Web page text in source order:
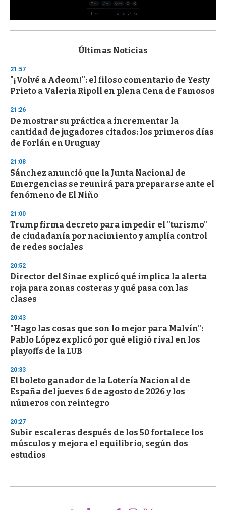
s
d
s
o
f
3
s
e
c
o
d
s
Últimas Noticias
21:57
"¡Volvé a Adeom!": el filoso comentario de Yesty
Prieto a Valeria Ripoll en plena Cena de Famosos
21:26
De mostrar su práctica a incrementar la
cantidad de jugadores citados: los primeros días
de Forlán en Uruguay
21:08
Sánchez anunció que la Junta Nacional de
Emergencias se reunirá para prepararse ante el
fenómeno de El Niño
21:00
Trump firma decreto para impedir el "turismo"
de ciudadanía por nacimiento y amplía control
de redes sociales
20:52
Director del Sinae explicó qué implica la alerta
roja para zonas costeras y qué pasa con las
clases
20:43
"Hago las cosas que son lo mejor para Malvín":
Pablo López explicó por qué eligió rival en los
playoffs de la LUB
20:33
El boleto ganador de la Lotería Nacional de
España del jueves 6 de agosto de 2026 y los
números con reintegro
20:27
Subir escaleras después de los 50 fortalece los
músculos y mejora el equilibrio, según dos
estudios